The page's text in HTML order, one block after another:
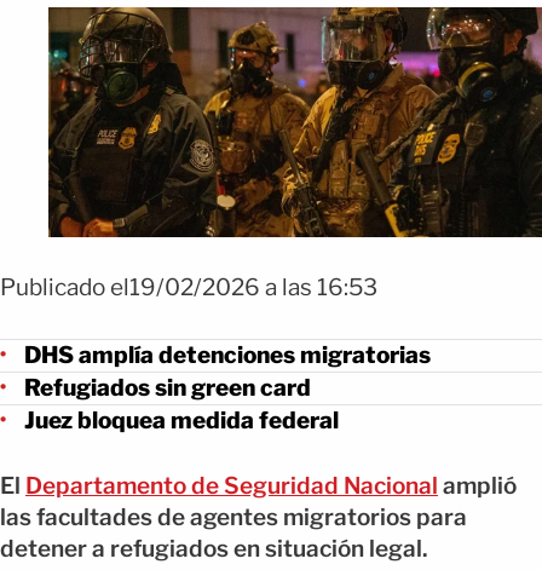
Publicado el19/02/2026 a las 16:53
DHS amplía detenciones migratorias
Refugiados sin green card
Juez bloquea medida federal
El Departamento de Seguridad Nacional amplió
las facultades de agentes migratorios para
detener a refugiados en situación legal.